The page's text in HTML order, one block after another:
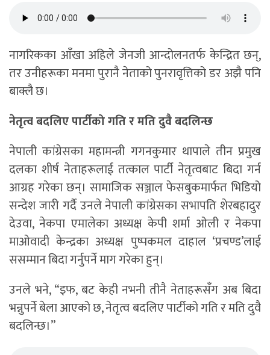
नागरिकका आँखा अहिले जेनजी आन्दोलनतर्फ केन्द्रित छन्,
तर उनीहरूका मनमा पुरानै नेताको पुनरावृत्तिको डर अझै पनि
बाक्लै छ।
नेतृत्व बदलिए पार्टीको गति र मति दुवै बदलिन्छ
नेपाली कांग्रेसका महामन्त्री गगनकुमार थापाले तीन प्रमुख
दलका शीर्ष नेताहरूलाई तत्काल पार्टी नेतृत्वबाट बिदा गर्न
आग्रह गरेका छन्। सामाजिक सञ्जाल फेसबुकमार्फत भिडियो
सन्देश जारी गर्दै उनले नेपाली कांग्रेसका सभापति शेरबहादुर
देउवा, नेकपा एमालेका अध्यक्ष केपी शर्मा ओली र नेकपा
माओवादी केन्द्रका अध्यक्ष पुष्पकमल दाहाल ‘प्रचण्ड’लाई
ससम्मान बिदा गर्नुपर्ने माग गरेका हुन्।
उनले भने, “इफ, बट केही नभनी तीनै नेताहरूसँग अब बिदा
भन्नुपर्ने बेला आएको छ, नेतृत्व बदलिए पार्टीको गति र मति दुवै
बदलिन्छ।”